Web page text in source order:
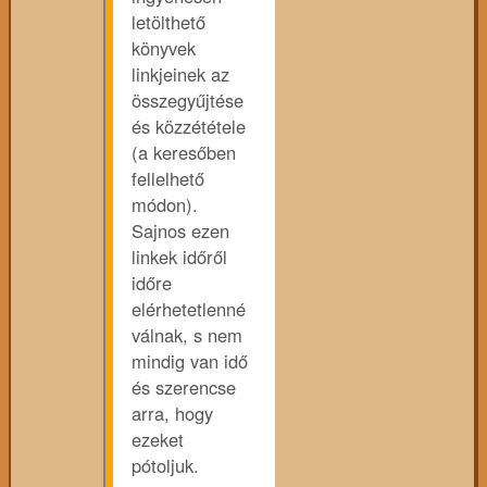
letölthető
könyvek
linkjeinek az
összegyűjtése
és közzététele
(a keresőben
fellelhető
módon).
Sajnos ezen
linkek időről
időre
elérhetetlenné
válnak, s nem
mindig van idő
és szerencse
arra, hogy
ezeket
pótoljuk.